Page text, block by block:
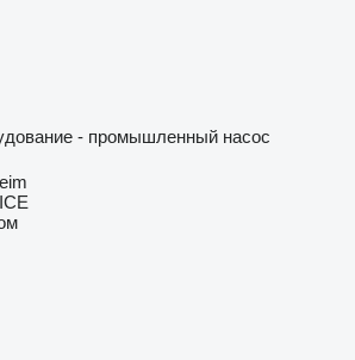
- промышленный насос